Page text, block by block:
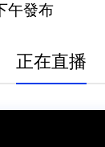
午發布
正在直播